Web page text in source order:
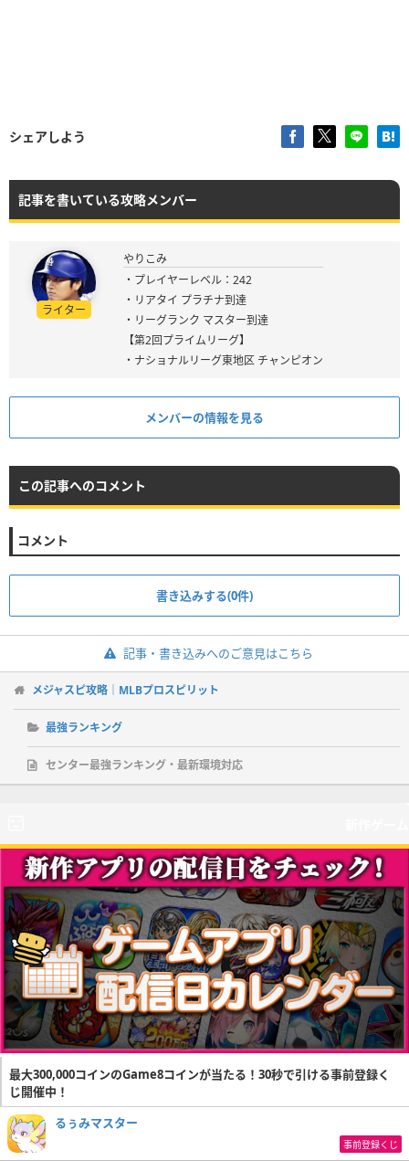
シェアしよう
記事を書いている攻略メンバー
ライター
やりこみ
・プレイヤーレベル：242
・リアタイ プラチナ到達
・リーグランク マスター到達
【第2回プライムリーグ】
・ナショナルリーグ東地区 チャンピオン
メンバーの情報を見る
この記事へのコメント
コメント
書き込みする(0件)
記事・書き込みへのご意見はこちら
メジャスピ攻略｜MLBプロスピリット
最強ランキング
センター最強ランキング・最新環境対応
最大300,000コインのGame8コインが当たる！30秒で引ける事前登録く
じ開催中！
るぅみマスター
事前登録くじ